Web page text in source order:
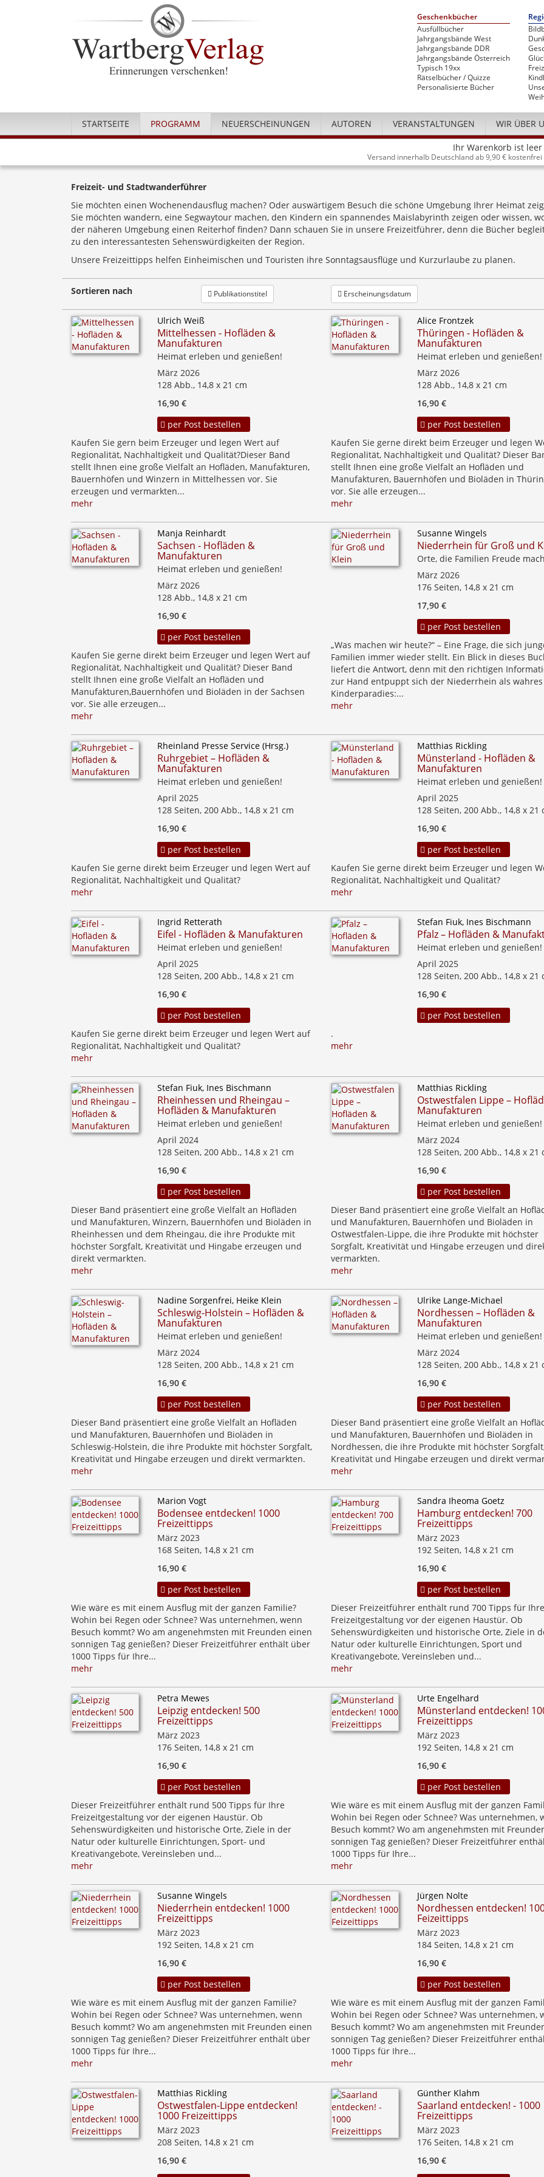
Geschenkbücher
Ausfüllbücher
Jahrgangsbände West
Jahrgangsbände DDR
Jahrgangsbände Österreich
Typisch 19xx
Rätselbücher / Quizze
Personalisierte Bücher
STARTSEITE PROGRAMM NEUERSCHEINUNGEN AUTOREN VERANSTALTUNGEN WIR ÜBER
Ihr Warenkorb ist leer
Versand innerhalb Deutschland ab 9,90 € kostenfrei
Freizeit- und Stadtwanderführer
Sie möchten einen Wochenendausflug machen? Oder auswärtigem Besuch die schöne Umgebung Ihrer Heimat
Sie möchten wandern, eine Segwaytour machen, den Kindern ein spannendes Maislabyrinth zeigen oder wissen,
der näheren Umgebung einen Reiterhof finden? Dann schauen Sie in unsere Freizeitführer, denn die Bücher
zu den interessantesten Sehenswürdigkeiten der Region.
Unsere Freizeittipps helfen Einheimischen und Touristen ihre Sonntagsausflüge und Kurzurlaube zu planen.
Sortieren nach Publikationstitel Erscheinungsdatum
Ulrich Weiß
Mittelhessen - Hofläden &
Manufakturen
Heimat erleben und genießen!
März 2026
128 Abb., 14,8 x 21 cm
16,90 €
per Post bestellen
Kaufen Sie gern beim Erzeuger und legen Wert auf
Regionalität, Nachhaltigkeit und Qualität?Dieser Band
stellt Ihnen eine große Vielfalt an Hofläden, Manufakturen,
Bauernhöfen und Winzern in Mittelhessen vor. Sie
erzeugen und vermarkten...
mehr
Alice Frontzek
Thüringen - Hofläden &
Manufakturen
Heimat erleben und genießen!
März 2026
128 Abb., 14,8 x 21 cm
16,90 €
per Post bestellen
Kaufen Sie gerne direkt beim Erzeuger und legen
Regionalität, Nachhaltigkeit und Qualität? Dieser
stellt Ihnen eine große Vielfalt an Hofläden und
Manufakturen, Bauernhöfen und Bioläden in
vor. Sie alle erzeugen...
mehr
Manja Reinhardt
Sachsen - Hofläden &
Manufakturen
Heimat erleben und genießen!
März 2026
128 Abb., 14,8 x 21 cm
16,90 €
per Post bestellen
Kaufen Sie gerne direkt beim Erzeuger und legen Wert auf
Regionalität, Nachhaltigkeit und Qualität? Dieser Band
stellt Ihnen eine große Vielfalt an Hofläden und
Manufakturen,Bauernhöfen und Bioläden in der Sachsen
vor. Sie alle erzeugen...
mehr
Susanne Wingels
Niederrhein für Groß und
Orte, die Familien Freude
März 2026
176 Seiten, 14,8 x 21 cm
17,90 €
per Post bestellen
„Was machen wir heute?“ – Eine Frage, die sich
Familien immer wieder stellt. Ein Blick in dieses
liefert die Antwort, denn mit den richtigen
zur Hand entpuppt sich der Niederrhein als wahres
Kinderparadies:...
mehr
Rheinland Presse Service (Hrsg.)
Ruhrgebiet – Hofläden &
Manufakturen
Heimat erleben und genießen!
April 2025
128 Seiten, 200 Abb., 14,8 x 21 cm
16,90 €
per Post bestellen
Kaufen Sie gerne direkt beim Erzeuger und legen Wert auf
Regionalität, Nachhaltigkeit und Qualität?
mehr
Matthias Rickling
Münsterland - Hofläden &
Manufakturen
Heimat erleben und genießen!
April 2025
128 Seiten, 200 Abb., 14,8 x 21
16,90 €
per Post bestellen
Kaufen Sie gerne direkt beim Erzeuger und legen
Regionalität, Nachhaltigkeit und Qualität?
mehr
Ingrid Retterath
Eifel - Hofläden & Manufakturen
Heimat erleben und genießen!
April 2025
128 Seiten, 200 Abb., 14,8 x 21 cm
16,90 €
per Post bestellen
Kaufen Sie gerne direkt beim Erzeuger und legen Wert auf
Regionalität, Nachhaltigkeit und Qualität?
mehr
Stefan Fiuk, Ines Bischmann
Pfalz – Hofläden &
Heimat erleben und genießen!
April 2025
128 Seiten, 200 Abb., 14,8 x 21
16,90 €
per Post bestellen
.
mehr
Stefan Fiuk, Ines Bischmann
Rheinhessen und Rheingau –
Hofläden & Manufakturen
Heimat erleben und genießen!
April 2024
128 Seiten, 200 Abb., 14,8 x 21 cm
16,90 €
per Post bestellen
Dieser Band präsentiert eine große Vielfalt an Hofläden
und Manufakturen, Winzern, Bauernhöfen und Bioläden in
Rheinhessen und dem Rheingau, die ihre Produkte mit
höchster Sorgfalt, Kreativität und Hingabe erzeugen und
direkt vermarkten.
mehr
Matthias Rickling
Ostwestfalen Lippe –
Manufakturen
Heimat erleben und genießen!
März 2024
128 Seiten, 200 Abb., 14,8 x 21
16,90 €
per Post bestellen
Dieser Band präsentiert eine große Vielfalt an
und Manufakturen, Bauernhöfen und Bioläden in
Ostwestfalen-Lippe, die ihre Produkte mit höchster
Sorgfalt, Kreativität und Hingabe erzeugen und
vermarkten.
mehr
Nadine Sorgenfrei, Heike Klein
Schleswig-Holstein – Hofläden &
Manufakturen
Heimat erleben und genießen!
März 2024
128 Seiten, 200 Abb., 14,8 x 21 cm
16,90 €
per Post bestellen
Dieser Band präsentiert eine große Vielfalt an Hofläden
und Manufakturen, Bauernhöfen und Bioläden in
Schleswig-Holstein, die ihre Produkte mit höchster Sorgfalt,
Kreativität und Hingabe erzeugen und direkt vermarkten.
mehr
Ulrike Lange-Michael
Nordhessen – Hofläden &
Manufakturen
Heimat erleben und genießen!
März 2024
128 Seiten, 200 Abb., 14,8 x 21
16,90 €
per Post bestellen
Dieser Band präsentiert eine große Vielfalt an
und Manufakturen, Bauernhöfen und Bioläden in
Nordhessen, die ihre Produkte mit höchster
Kreativität und Hingabe erzeugen und direkt
mehr
Marion Vogt
Bodensee entdecken! 1000
Freizeittipps
März 2023
168 Seiten, 14,8 x 21 cm
16,90 €
per Post bestellen
Wie wäre es mit einem Ausflug mit der ganzen Familie?
Wohin bei Regen oder Schnee? Was unternehmen, wenn
Besuch kommt? Wo am angenehmsten mit Freunden einen
sonnigen Tag genießen? Dieser Freizeitführer enthält über
1000 Tipps für Ihre...
mehr
Sandra Iheoma Goetz
Hamburg entdecken! 700
Freizeittipps
März 2023
192 Seiten, 14,8 x 21 cm
16,90 €
per Post bestellen
Dieser Freizeitführer enthält rund 700 Tipps für Ihre
Freizeitgestaltung vor der eigenen Haustür. Ob
Sehenswürdigkeiten und historische Orte, Ziele in
Natur oder kulturelle Einrichtungen, Sport­ und
Kreativangebote, Vereinsleben und...
mehr
Petra Mewes
Leipzig entdecken! 500
Freizeittipps
März 2023
176 Seiten, 14,8 x 21 cm
16,90 €
per Post bestellen
Dieser Freizeitführer enthält rund 500 Tipps für Ihre
Freizeitgestaltung vor der eigenen Haustür. Ob
Sehenswürdigkeiten und historische Orte, Ziele in der
Natur oder kulturelle Einrichtungen, Sport- und
Kreativangebote, Vereinsleben und...
mehr
Urte Engelhard
Münsterland entdecken!
Freizeittipps
März 2023
192 Seiten, 14,8 x 21 cm
16,90 €
per Post bestellen
Wie wäre es mit einem Ausflug mit der ganzen
Wohin bei Regen oder Schnee? Was unternehmen,
Besuch kommt? Wo am angenehmsten mit
sonnigen Tag genießen? Dieser Freizeitführer
1000 Tipps für Ihre...
mehr
Susanne Wingels
Niederrhein entdecken! 1000
Freizeittipps
März 2023
192 Seiten, 14,8 x 21 cm
16,90 €
per Post bestellen
Wie wäre es mit einem Ausflug mit der ganzen Familie?
Wohin bei Regen oder Schnee? Was unternehmen, wenn
Besuch kommt? Wo am angenehmsten mit Freunden einen
sonnigen Tag genießen? Dieser Freizeitführer enthält über
1000 Tipps für Ihre...
mehr
Jürgen Nolte
Nordhessen entdecken!
Feizeittipps
März 2023
184 Seiten, 14,8 x 21 cm
16,90 €
per Post bestellen
Wie wäre es mit einem Ausflug mit der ganzen
Wohin bei Regen oder Schnee? Was unternehmen,
Besuch kommt? Wo am angenehmsten mit
sonnigen Tag genießen? Dieser Freizeitführer
1000 Tipps für Ihre...
mehr
Matthias Rickling
Ostwestfalen-Lippe entdecken!
1000 Freizeittipps
März 2023
208 Seiten, 14,8 x 21 cm
16,90 €
Günther Klahm
Saarland entdecken! - 1000
Freizeittipps
März 2023
176 Seiten, 14,8 x 21 cm
16,90 €